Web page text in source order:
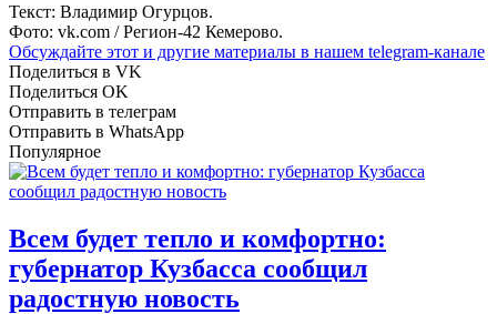
Текст: Владимир Огурцов.
Фото: vk.com / Регион-42 Кемерово.
Обсуждайте этот и другие материалы в нашем telegram-канале
Поделиться в VK
Поделиться OK
Отправить в телеграм
Отправить в WhatsApp
Популярное
Всем будет тепло и комфортно:
губернатор Кузбасса сообщил
радостную новость